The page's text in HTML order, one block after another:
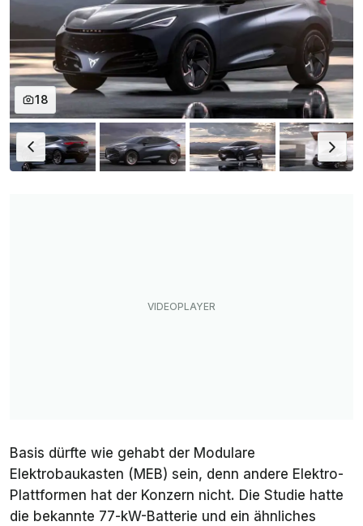
18
Basis dürfte wie gehabt der Modulare
Elektrobaukasten (MEB) sein, denn andere Elektro-
Plattformen hat der Konzern nicht. Die Studie hatte
die bekannte 77-kW-Batterie und ein ähnliches